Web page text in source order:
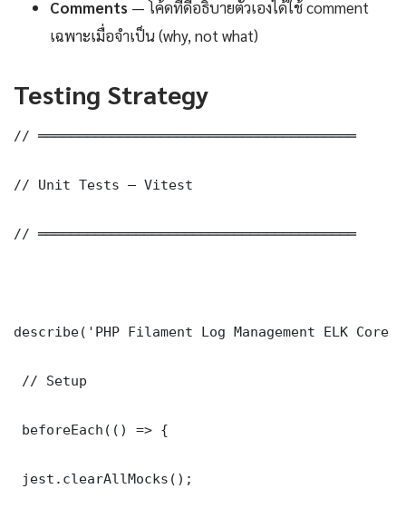
Comments — โค้ดที่ดีอธิบายตัวเองได้ใช้ comment
เฉพาะเมื่อจำเป็น (why, not what)
Testing Strategy
// ═══════════════════════════════════════
// Unit Tests — Vitest
// ═══════════════════════════════════════
describe('PHP Filament Log Management ELK
// Setup
beforeEach(() => {
jest.clearAllMocks();